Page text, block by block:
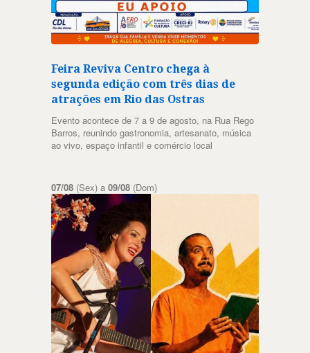
Feira Reviva Centro chega à
segunda edição com três dias de
atrações em Rio das Ostras
Evento acontece de 7 a 9 de agosto, na Rua Rego
Barros, reunindo gastronomia, artesanato, música
ao vivo, espaço infantil e comércio local
07/08 (Sex) a 09/08 (Dom)